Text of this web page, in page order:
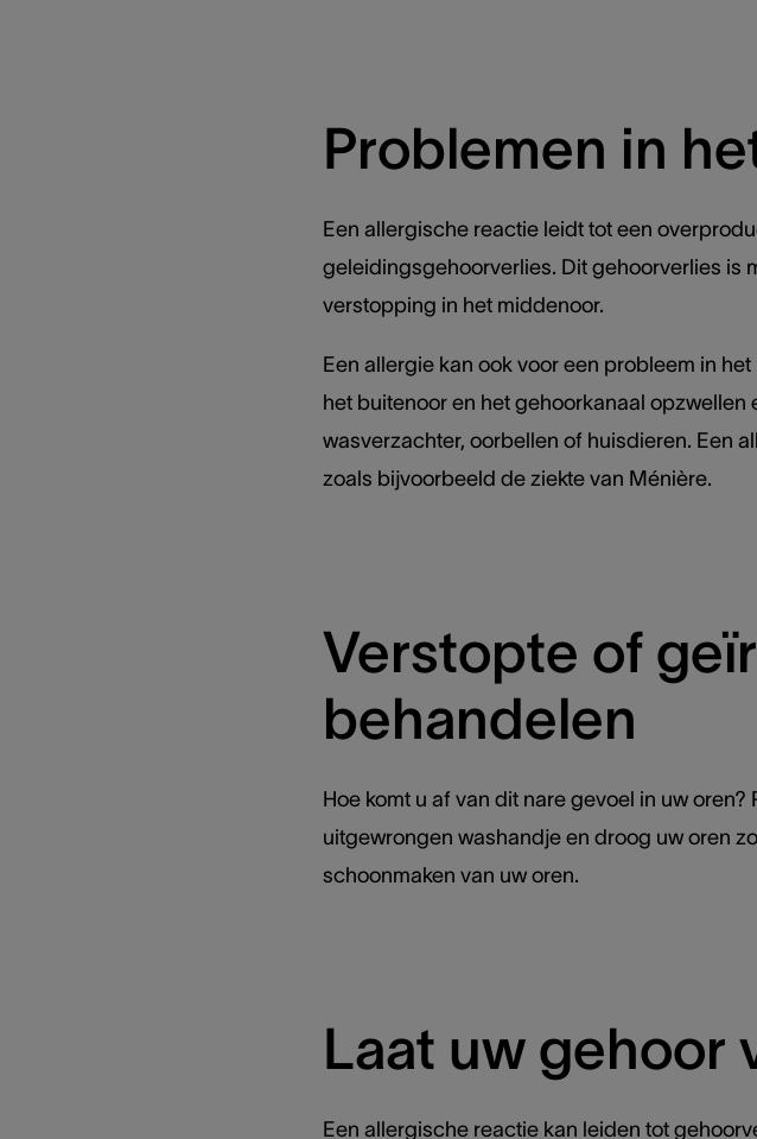
Problemen in
Een allergische reactie leidt tot een
geleidingsgehoorverlies. Dit gehoorverlies is
verstopping in het middenoor.
Een allergie kan ook voor een probleem in
het buitenoor en het gehoorkanaal
wasverzachter, oorbellen of huisdieren. Een
zoals bijvoorbeeld de ziekte van Ménière.
Verstopte of
behandelen
Hoe komt u af van dit nare gevoel in uw
uitgewrongen washandje en droog uw oren
schoonmaken van uw oren.
Laat uw gehoor
Een allergische reactie kan leiden tot